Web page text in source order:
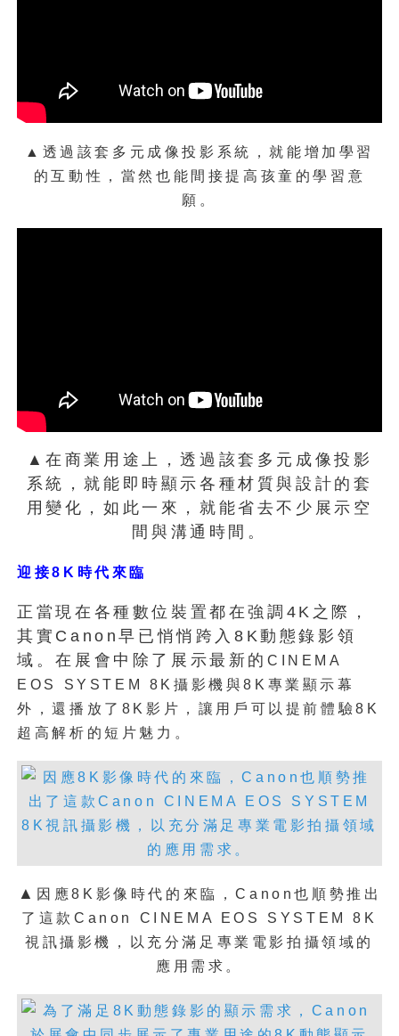
擺設距離，以提供觀者絕佳的視覺擬真感（左
畫素數位照片，再以8張超高解析相紙輸出拼接
而成（右圖）。
▲透過該套多元成像投影系統，就能增加學習
的互動性，當然也能間接提高孩童的學習意
願。
▲在商業用途上，透過該套多元成像投影
系統，就能即時顯示各種材質與設計的套
用變化，如此一來，就能省去不少展示空
間與溝通時間。
迎接8K時代來臨
正當現在各種數位裝置都在強調4K之際，
其實Canon早已悄悄跨入8K動態錄影領
域。在展會中除了展示最新的 CINEMA
EOS SYSTEM 8K攝影機與8K專業顯示幕
外，還播放了8K影片，讓用戶可以提前體驗8K
超高解析的短片魅力。
▲ 因應8K影像時代的來臨，Canon也順勢推出
了這款Canon CINEMA EOS SYSTEM 8K
視訊攝影機，以充分滿足專業電影拍攝領域的
應用需求。